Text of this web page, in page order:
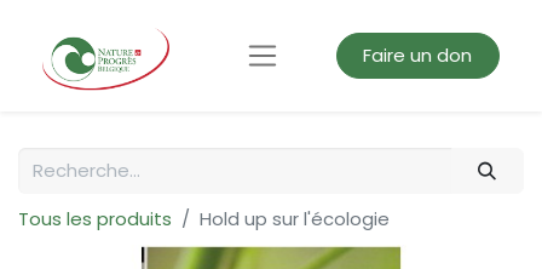
Faire un don
Tous les produits Hold up sur l'écologie